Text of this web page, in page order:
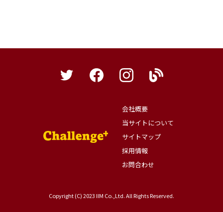
会社概要
当サイトについて
サイトマップ
採用情報
お問合わせ
Copyright (C) 2023 IIM Co.,Ltd. All Rights Reserved.